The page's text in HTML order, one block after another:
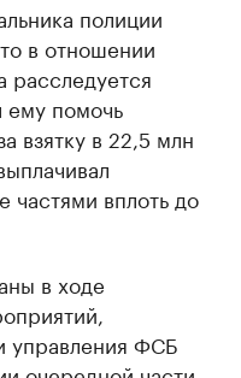
полиции
в отношении
расследуется
ему помочь
взятку в 22,5 млн
частями вплоть до
в ходе
управления ФСБ